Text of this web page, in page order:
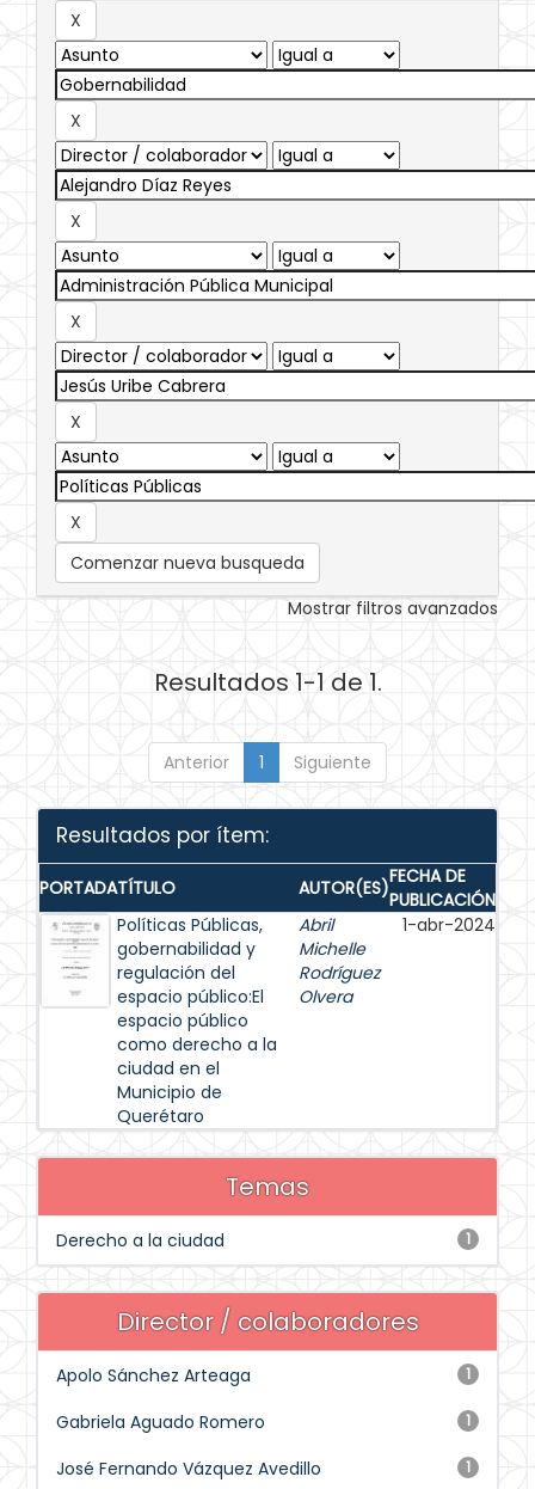
Comenzar nueva busqueda
Mostrar filtros avanzados
Resultados 1-1 de 1.
Anterior 1 Siguiente
Resultados por ítem:
PORTADATÍTULO AUTOR(ES)FECHA DE
PUBLICACIÓN
Políticas Públicas,
gobernabilidad y
regulación del
espacio público:El
espacio público
como derecho a la
ciudad en el
Municipio de
Querétaro
Abril
Michelle
Rodríguez
Olvera
1-abr-2024
Temas
1
Derecho a la ciudad
Director / colaboradores
1
Apolo Sánchez Arteaga
1
Gabriela Aguado Romero
1
José Fernando Vázquez Avedillo